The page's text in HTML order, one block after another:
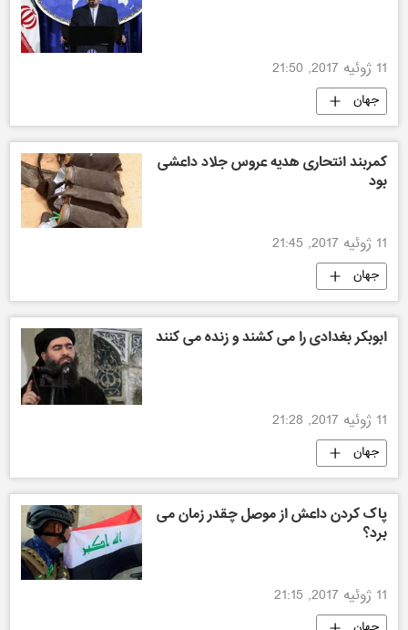
11 ژوئیه 2017, 21:50
جهان
کمربند انتحاری هدیه عروس جلاد داعشی
بود
11 ژوئیه 2017, 21:45
جهان
ابوبکر بغدادی را می کشند و زنده می کنند
11 ژوئیه 2017, 21:28
جهان
پاک کردن داعش از موصل چقدر زمان می
برد؟
11 ژوئیه 2017, 21:15